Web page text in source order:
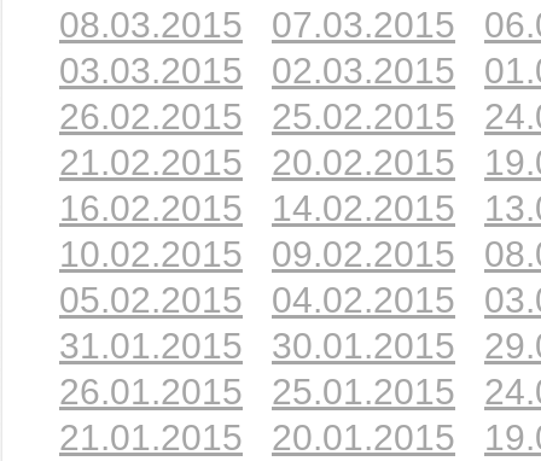
08.03.2015
07.03.2015
03.03.2015
02.03.2015
26.02.2015
25.02.2015
21.02.2015
20.02.2015
16.02.2015
14.02.2015
10.02.2015
09.02.2015
05.02.2015
04.02.2015
31.01.2015
30.01.2015
26.01.2015
25.01.2015
21.01.2015
20.01.2015